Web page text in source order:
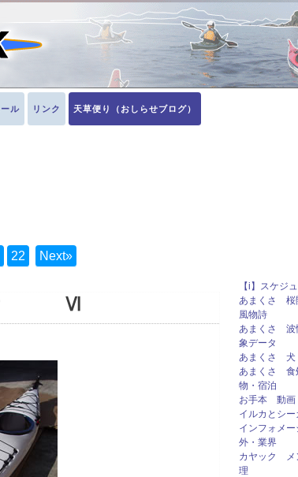
ル リンク 天草便り（おしらせブログ）
22 Next»
ｅｒ Ⅵ
【i】スケジ
あまくさ
風物詩
あまくさ
象データ
あまくさ
あまくさ 食
物・宿泊
お手本 動画
イルカとシ
インフォメ
外・業界
カヤック メ
理